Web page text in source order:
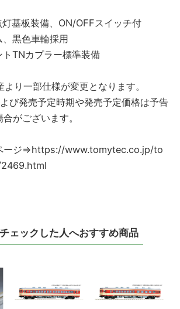
基板装備、ON/OFFスイッチ付
黒色車輪採用
TNカプラー標準装備
り一部仕様が変更となります。
び発売予定時期や発売予定価格は予告
がございます。
ージ⇒https://www.tomytec.co.jp/to
ェックした人へおすすめ商品